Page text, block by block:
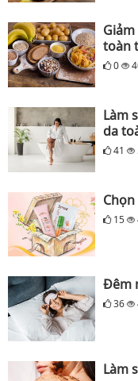
toàn
0
Làm
da
41
15
Đêm
36
Làm